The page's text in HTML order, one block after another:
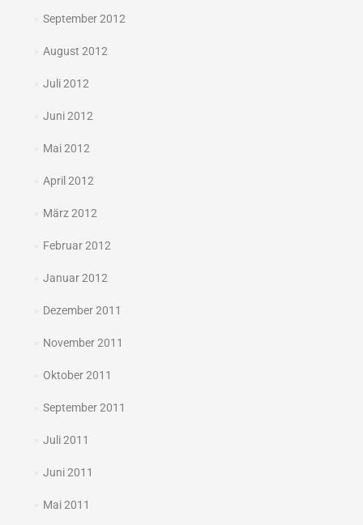
September 2012
August 2012
Juli 2012
Juni 2012
Mai 2012
April 2012
März 2012
Februar 2012
Januar 2012
Dezember 2011
November 2011
Oktober 2011
September 2011
Juli 2011
Juni 2011
Mai 2011